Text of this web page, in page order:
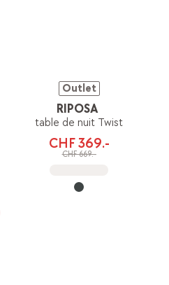
Outlet
RIPOSA
table de nuit Twist
CHF 369.-
CHF 669.-